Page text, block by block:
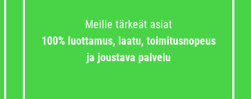
Meille tärkeät asiat
100% luottamus, laatu, toimitusnopeus
ja joustava palvelu